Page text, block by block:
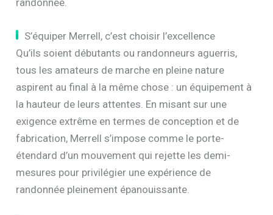
S’équiper Merrell, c’est choisir l’excellence
Qu’ils soient débutants ou randonneurs aguerris,
tous les amateurs de marche en pleine nature
aspirent au final à la même chose : un équipement à
la hauteur de leurs attentes. En misant sur une
exigence extrême en termes de conception et de
fabrication, Merrell s’impose comme le porte-
étendard d’un mouvement qui rejette les demi-
mesures pour privilégier une expérience de
randonnée pleinement épanouissante.